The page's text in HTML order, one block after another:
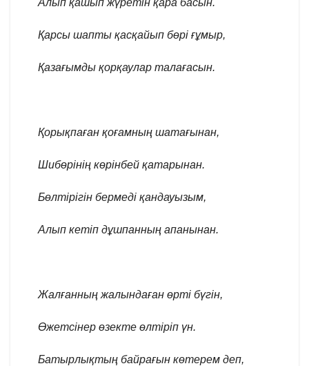
Алып қашып жүретін қара басын.
Қарсы шапты қасқайып бөрі ғұмыр,
Қазағымды қорқаулар талағасын.
Қорықпаған қоғамның шатағынан,
Шибөрінің көрінбей қатарынан.
Бөлтірігін бермеді қандауызым,
Алып кетіп дұшпанның апанынан.
Жалғанның жалындаған өрті бүгін,
Өжетсінер өзекте өлтіріп үн.
Батырлықтың байрағын көтерем деп,